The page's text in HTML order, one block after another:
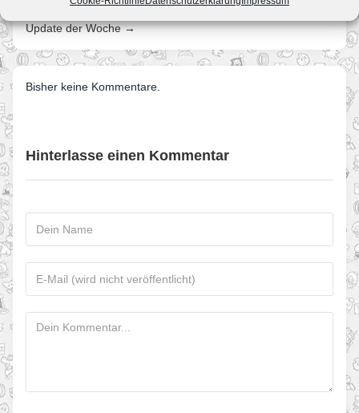
Update der Woche →
Bisher keine Kommentare.
Hinterlasse einen Kommentar